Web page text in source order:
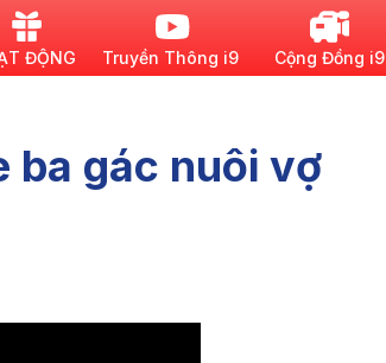
ĐỘNG Truyền Thông i9 Cộng Đồng i9
ba gác nuôi vợ